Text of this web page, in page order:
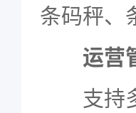
条码秤、
运营
支持多